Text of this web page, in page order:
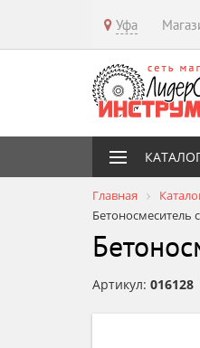
Уфа
Главная
Артикул: 016128